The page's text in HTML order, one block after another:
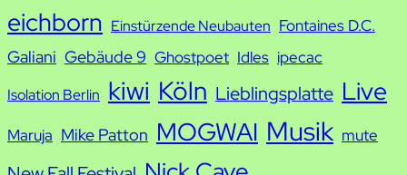
eichborn Einstürzende Neubauten Fontaines D.C.
Galiani Gebäude 9 Ghostpoet Idles ipecac
Isolation Berlin kiwi Köln Lieblingsplatte Live
Maruja Mike Patton MOGWAI Musik mute